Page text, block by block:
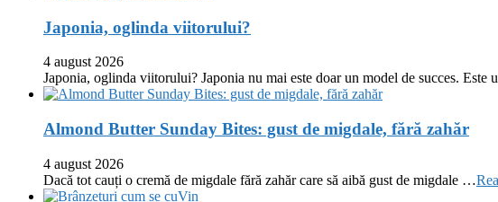
Japonia, oglinda viitorului?
4 august 2026
Japonia, oglinda viitorului? Japonia nu mai este doar un model de succes. Este
Almond Butter Sunday Bites: gust de migdale, fără zahăr
4 august 2026
Dacă tot cauți o cremă de migdale fără zahăr care să aibă gust de migdale …